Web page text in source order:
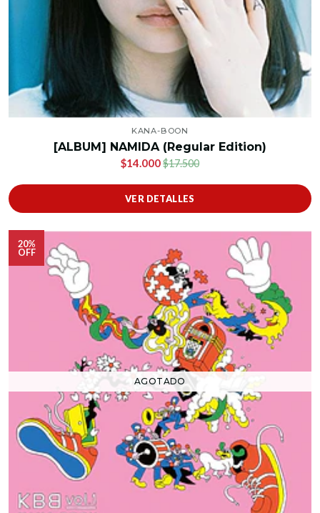
KANA-BOON
[ALBUM] NAMIDA (Regular Edition)
$14.000$17.500
VER DETALLES
20%
OFF
AGOTADO